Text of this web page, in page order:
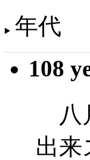
年代
108
八
出来